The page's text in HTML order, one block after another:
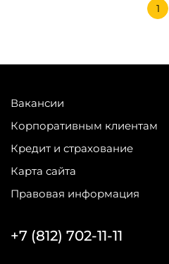
1
Вакансии
Корпоративным клиентам
Кредит и страхование
Карта сайта
Правовая информация
+7 (812) 702-11-11